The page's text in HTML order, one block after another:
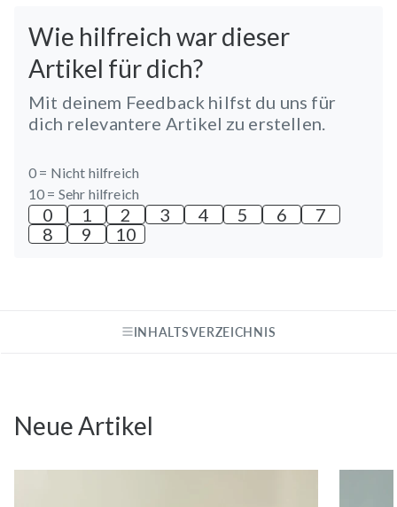
Wie hilfreich war dieser
Artikel für dich?
Mit deinem Feedback hilfst du uns für
dich relevantere Artikel zu erstellen.
0 = Nicht hilfreich
10 = Sehr hilfreich
0 1 2 3 4 5 6
7
8
9 10
INHALTSVERZEICHNIS
Neue Artikel